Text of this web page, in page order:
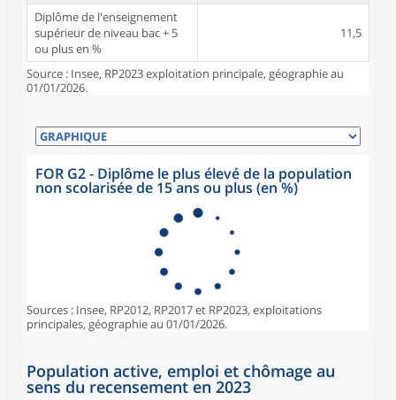
Diplôme de l'enseignement
supérieur de niveau bac + 5
ou plus en %
11,5
Source : Insee, RP2023 exploitation principale, géographie au
01/01/2026.
FOR G2 - Diplôme le plus élevé de la population
non scolarisée de 15 ans ou plus (en %)
Sources : Insee, RP2012, RP2017 et RP2023, exploitations
principales, géographie au 01/01/2026.
Population active, emploi et chômage au
sens du recensement en 2023